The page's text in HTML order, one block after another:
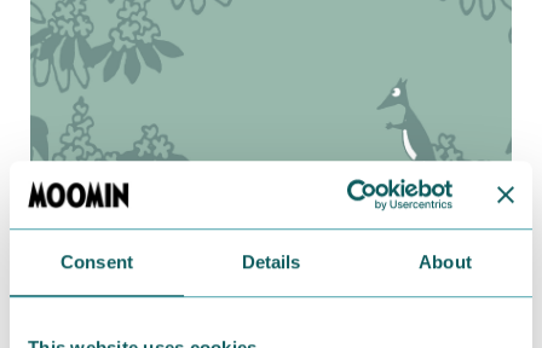
Consent Details About
2018.07.25
ムーミンの日スペシャルドリンク「ムーミンマシ
ュマロ ユニコーンフローズン」が期間限定で登